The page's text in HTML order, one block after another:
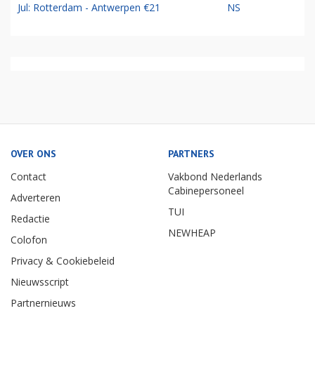
Jul: Rotterdam - Antwerpen €21 NS
OVER ONS
Contact
Adverteren
Redactie
Colofon
Privacy & Cookiebeleid
Nieuwsscript
Partnernieuws
PARTNERS
Vakbond Nederlands
Cabinepersoneel
TUI
NEWHEAP